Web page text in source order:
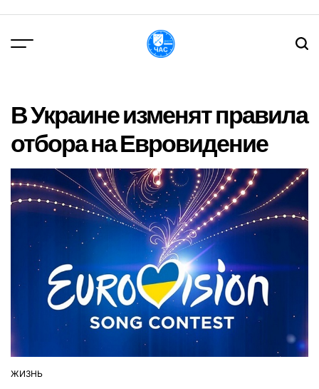
вмісту
В Украине изменят правила
отбора на Евровидение
ОПУБЛІКУВАТИ
ЖИЗНЬ